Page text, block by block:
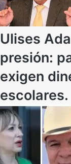
Ulises
presión:
exigen
escolares.